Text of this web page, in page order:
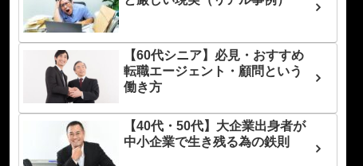
【60代シニア】必見・おすすめ
転職エージェント・顧問という
働き方
【40代・50代】大企業出身者が
中小企業で生き残る為の鉄則